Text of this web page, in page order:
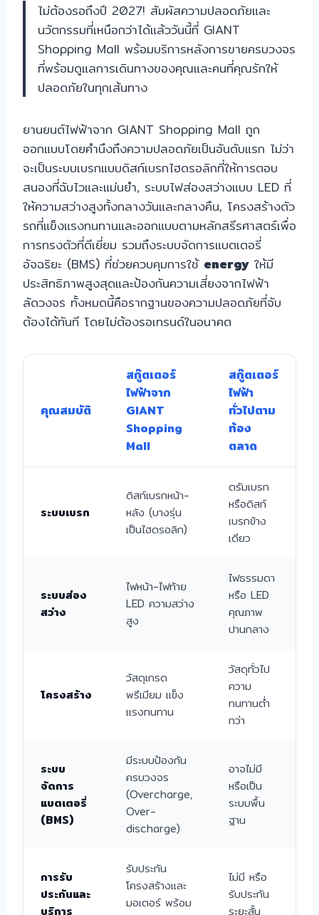
ไม่ต้องรอถึงปี 2027! สัมผัสความปลอดภัยและ
นวัตกรรมที่เหนือกว่าได้แล้ววันนี้ที่ GIANT
Shopping Mall พร้อมบริการหลังการขายครบวงจร
ที่พร้อมดูแลการเดินทางของคุณและคนที่คุณรักให้
ปลอดภัยในทุกเส้นทาง
ยานยนต์ไฟฟ้าจาก GIANT Shopping Mall ถูก
ออกแบบโดยคำนึงถึงความปลอดภัยเป็นอันดับแรก ไม่ว่า
จะเป็นระบบเบรกแบบดิสก์เบรกไฮดรอลิกที่ให้การตอบ
สนองที่ฉับไวและแม่นยำ, ระบบไฟส่องสว่างแบบ LED ที่
ให้ความสว่างสูงทั้งกลางวันและกลางคืน, โครงสร้างตัว
รถที่แข็งแรงทนทานและออกแบบตามหลักสรีรศาสตร์เพื่อ
การทรงตัวที่ดีเยี่ยม รวมถึงระบบจัดการแบตเตอรี่
อัจฉริยะ (BMS) ที่ช่วยควบคุมการใช้ energy ให้มี
ประสิทธิภาพสูงสุดและป้องกันความเสี่ยงจากไฟฟ้า
ลัดวงจร ทั้งหมดนี้คือรากฐานของความปลอดภัยที่จับ
ต้องได้ทันที โดยไม่ต้องรอเทรนด์ในอนาคต
คุณสมบัติ
สกู๊ตเตอร์
ไฟฟ้าจาก
GIANT
Shopping
Mall
สกู๊ตเตอร์
ไฟฟ้า
ทั่วไปตาม
ท้อง
ตลาด
ระบบเบรก
ดิสก์เบรกหน้า-
หลัง (บางรุ่น
เป็นไฮดรอลิก)
ดรัมเบรก
หรือดิสก์
เบรกข้าง
เดียว
ระบบส่อง
สว่าง
ไฟหน้า-ไฟท้าย
LED ความสว่าง
สูง
ไฟธรรมดา
หรือ LED
คุณภาพ
ปานกลาง
โครงสร้าง
วัสดุเกรด
พรีเมียม แข็ง
แรงทนทาน
วัสดุทั่วไป
ความ
ทนทานต่ำ
กว่า
ระบบ
จัดการ
แบตเตอรี่
(BMS)
มีระบบป้องกัน
ครบวงจร
(Overcharge,
Over-
discharge)
อาจไม่มี
หรือเป็น
ระบบพื้น
ฐาน
การรับ
ประกันและ
บริการ
รับประกัน
โครงสร้างและ
มอเตอร์ พร้อม
ไม่มี หรือ
รับประกัน
ระยะสั้น